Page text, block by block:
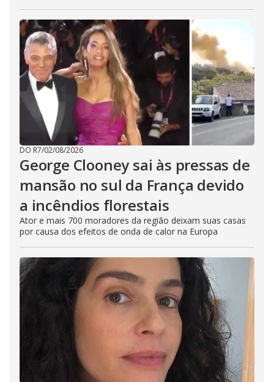
DO R7/02/08/2026
George Clooney sai às pressas de
mansão no sul da França devido
a incêndios florestais
Ator e mais 700 moradores da região deixam suas casas
por causa dos efeitos de onda de calor na Europa